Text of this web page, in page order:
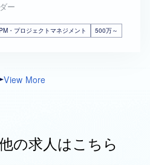
ー
PM・プロジェクトマネジメント 500万～
View More
の求人はこちら